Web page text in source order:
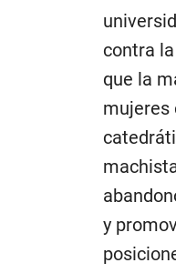
contra
que la
mujeres
y